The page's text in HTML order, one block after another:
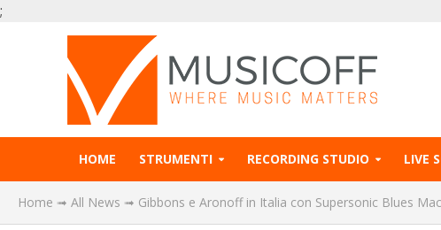
;
HOME STRUMENTI RECORDING STUDIO LIVE
Home ➟ All News ➟ Gibbons e Aronoff in Italia con Supersonic Blues